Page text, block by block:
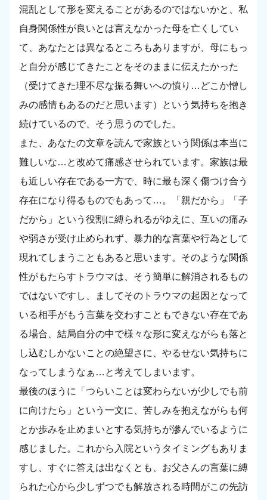
混乱として形を変えることがあるのではないかと、私
自身関係性が良いとは言えなかった母を亡くしてい
て、あなたとは異なるところもありますが、母にもっ
と自分が感じてきたことをそのままに伝えたかった
（受けてきた理不尽な振る舞いへの憤り…どこか憎し
みの感情もあるのだと思います）という気持ちを抱き
続けているので、そう思うのでした。
また、あなたの文章を読んで家族という関係は本当に
難しいな…と改めて痛感させられています。家族は最
も近しい存在である一方で、時に最も深く傷つけ合う
存在になり得るものでもあって…。「親だから」「子
だから」という役割に縛られるがゆえに、互いの痛み
や弱さが受け止められず、暴力的な言葉や行為として
現れてしまうこともあると思います。そのような関係
性がもたらすトラウマは、そう簡単に解消されるもの
ではないですし、ましてそのトラウマの起因となって
いる相手がもう言葉を交わすこともできない存在であ
る場合、結局自分の中で様々な形に変えながらも落と
し込むしかないことの絶望さに、やるせない気持ちに
なってしまうなぁ…と考えてしまいます。
最後のほうに「つらいことは変わらないが少しでも前
に向けたら」という一文に、苦しみを抱えながらも何
とか歩みを止めまいとする気持ちが滲んでいるように
感じました。これから入院というタイミングもありま
すし、すぐに答えは出なくとも、お父さんの言葉に縛
られた心から少しずつでも解放される時間がこの先訪